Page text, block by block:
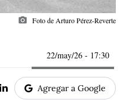
photo_camera Foto de Arturo Pérez-Reverte
22/may/26 - 17:30
Agregar a Google